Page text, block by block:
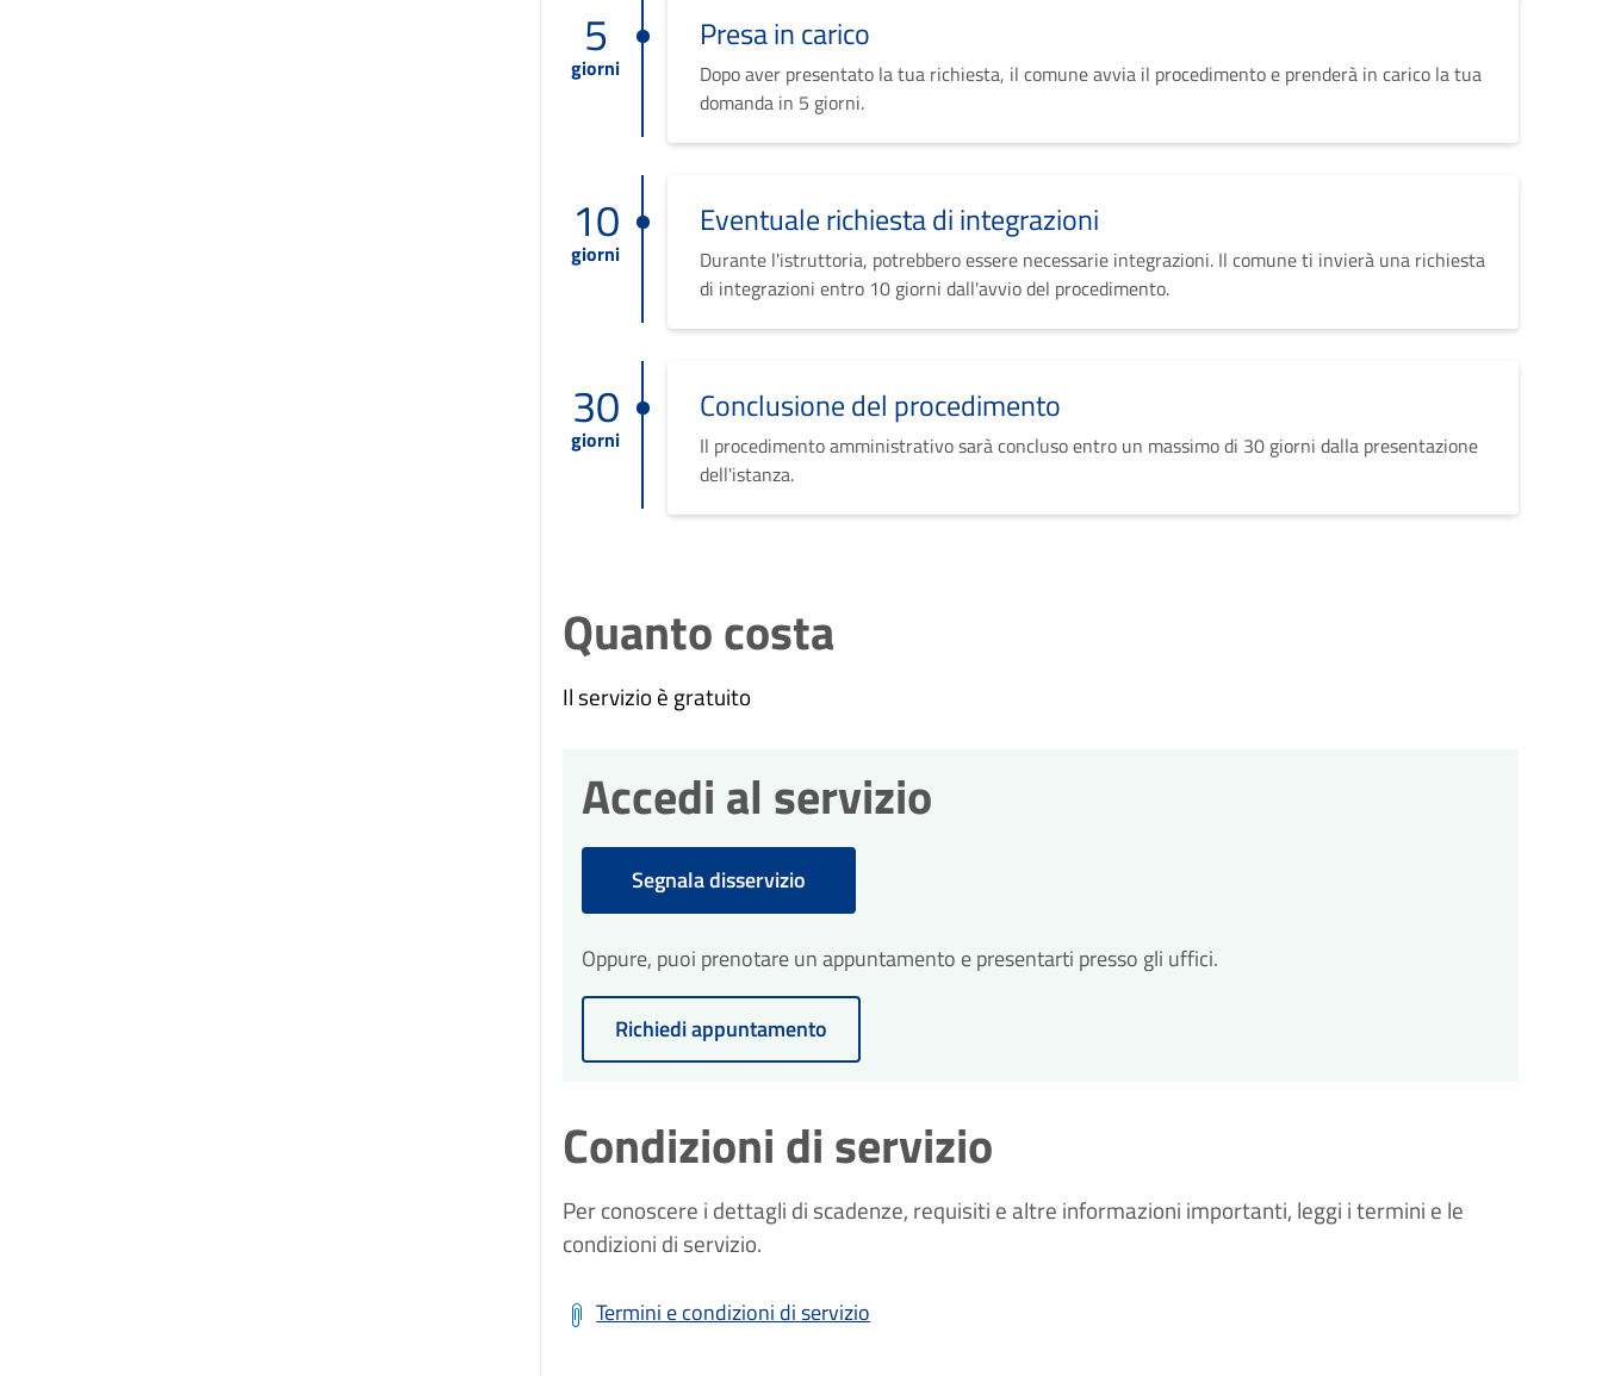
5
giorni
Presa in carico
Dopo aver presentato la tua richiesta, il comune avvia il procedimento e prenderà in carico la tua
domanda in 5 giorni.
10
giorni
Eventuale richiesta di integrazioni
Durante l'istruttoria, potrebbero essere necessarie integrazioni. Il comune ti invierà una richiesta
di integrazioni entro 10 giorni dall'avvio del procedimento.
30
giorni
Conclusione del procedimento
Il procedimento amministrativo sarà concluso entro un massimo di 30 giorni dalla presentazione
dell'istanza.
Quanto costa
Il servizio è gratuito
Accedi al servizio
Segnala disservizio
Oppure, puoi prenotare un appuntamento e presentarti presso gli uffici.
Richiedi appuntamento
Condizioni di servizio
Per conoscere i dettagli di scadenze, requisiti e altre informazioni importanti, leggi i termini e le
condizioni di servizio.
Termini e condizioni di servizio